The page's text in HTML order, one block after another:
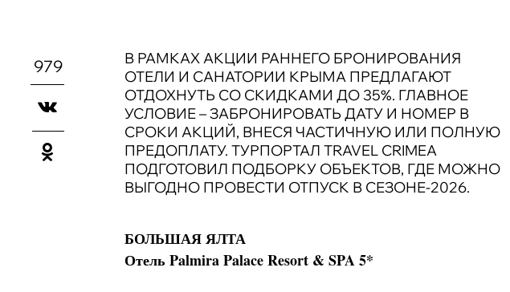
979
В РАМКАХ АКЦИИ РАННЕГО БРОНИРОВАНИЯ
ОТЕЛИ И САНАТОРИИ КРЫМА ПРЕДЛАГАЮТ
ОТДОХНУТЬ СО СКИДКАМИ ДО 35%. ГЛАВНОЕ
УСЛОВИЕ – ЗАБРОНИРОВАТЬ ДАТУ И НОМЕР В
СРОКИ АКЦИЙ, ВНЕСЯ ЧАСТИЧНУЮ ИЛИ ПОЛНУЮ
ПРЕДОПЛАТУ. ТУРПОРТАЛ TRAVEL CRIMEA
ПОДГОТОВИЛ ПОДБОРКУ ОБЪЕКТОВ, ГДЕ МОЖНО
ВЫГОДНО ПРОВЕСТИ ОТПУСК В СЕЗОНЕ-2026.
БОЛЬШАЯ ЯЛТА
Отель Palmira Palace Resort & SPA 5*